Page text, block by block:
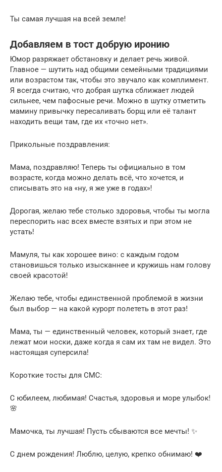
Ты самая лучшая на всей земле!
Добавляем в тост добрую иронию
Юмор разряжает обстановку и делает речь живой.
Главное — шутить над общими семейными традициями
или возрастом так, чтобы это звучало как комплимент.
Я всегда считаю, что добрая шутка сближает людей
сильнее, чем пафосные речи. Можно в шутку отметить
мамину привычку пересаливать борщ или её талант
находить вещи там, где их «точно нет».
Прикольные поздравления:
Мама, поздравляю! Теперь ты официально в том
возрасте, когда можно делать всё, что хочется, и
списывать это на «ну, я же уже в годах»!
Дорогая, желаю тебе столько здоровья, чтобы ты могла
переспорить нас всех вместе взятых и при этом не
устать!
Мамуля, ты как хорошее вино: с каждым годом
становишься только изысканнее и кружишь нам голову
своей красотой!
Желаю тебе, чтобы единственной проблемой в жизни
был выбор — на какой курорт полететь в этот раз!
Мама, ты — единственный человек, который знает, где
лежат мои носки, даже когда я сам их там не видел. Это
настоящая суперсила!
Короткие тосты для СМС:
С юбилеем, любимая! Счастья, здоровья и море улыбок!
🌸
Мамочка, ты лучшая! Пусть сбываются все мечты! ✨
С днем рождения! Люблю, целую, крепко обнимаю! ❤️